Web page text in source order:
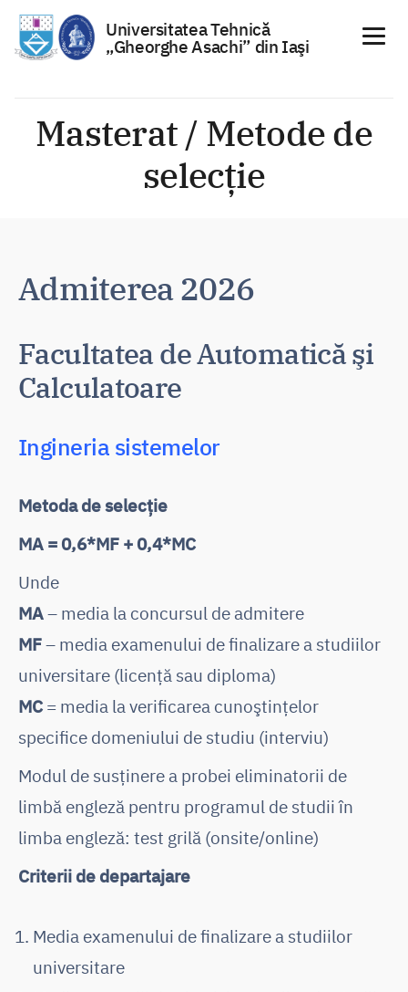
conținut
Universitatea Tehnică
„Gheorghe Asachi” din Iaşi
Masterat / Metode de
selecție
Admiterea 2026
Facultatea de Automatică şi
Calculatoare
Ingineria sistemelor
Metoda de selecție
MA = 0,6*MF + 0,4*MC
Unde
MA– media la concursul de admitere
MF– media examenului de finalizare a studiilor
universitare (licență sau diploma)
MC = media la verificarea cunoştinţelor
specifice domeniului de studiu (interviu)
Modul de susținere a probei eliminatorii de
limbă engleză pentru programul de studii în
limba engleză: test grilă (onsite/online)
Criterii de departajare
Media examenului de finalizare a studiilor
universitare